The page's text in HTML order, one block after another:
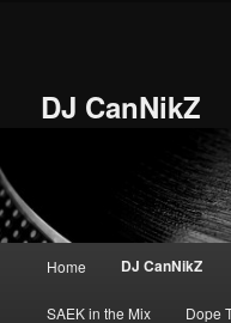
DJ CanNikZ
Home DJ CanNikZ
SAEK in the Mix Dope